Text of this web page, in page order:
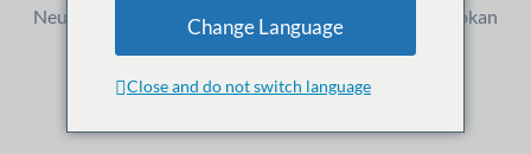
Neue Versionen, Verbesserungen und Updates für Dokan
Change Language
Close and do not switch language